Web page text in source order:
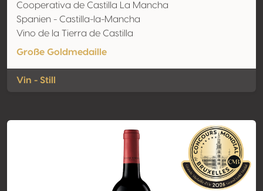
Cooperativa de Castilla La Mancha
Spanien - Castilla-la-Mancha
Vino de la Tierra de Castilla
Große Goldmedaille
Vin - Still